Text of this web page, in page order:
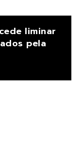
liminar
pela